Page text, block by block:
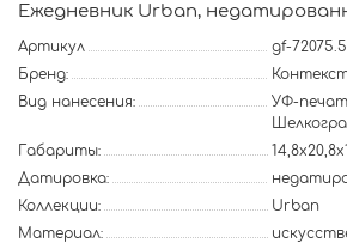
Ежедневник Urban,
Артикул
gf-
Бренд:
Вид нанесения:
УФ-
Габариты:
Датировка:
Коллекции:
Urban
Материал: